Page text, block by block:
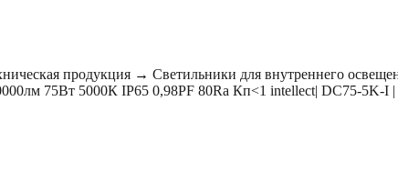
продукция → Светильники для внутреннего
75Вт 5000К IP65 0,98PF 80Ra Кп<1 intellect| DC75-5K-I |